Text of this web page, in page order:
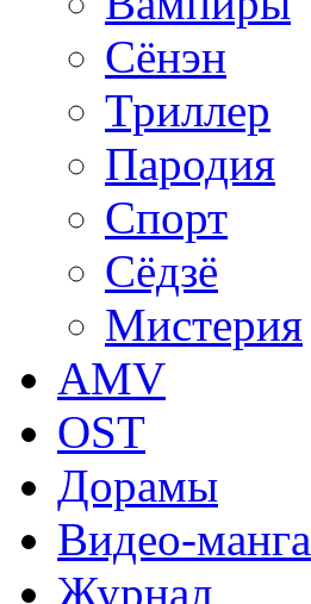
Сёнэн
Триллер
Пародия
Спорт
Сёдзё
Мистерия
AMV
OST
Дорамы
Видео-манга
Журнал